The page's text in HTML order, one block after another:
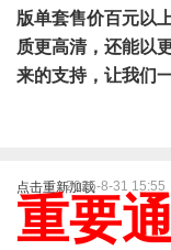
版单套售价百元以
质更高清，还能以
来的支持，让我们
点击重新加载2025-8-31 15:55
重要